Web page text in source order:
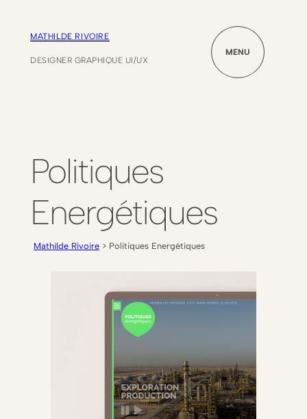
MATHILDE RIVOIRE
DESIGNER GRAPHIQUE UI/UX
MENU
Politiques
Energétiques
Mathilde Rivoire > Politiques Energétiques